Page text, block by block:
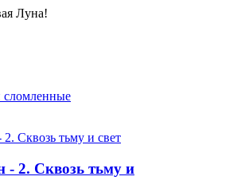
Луна!
сломленные
- 2. Сквозь тьму и